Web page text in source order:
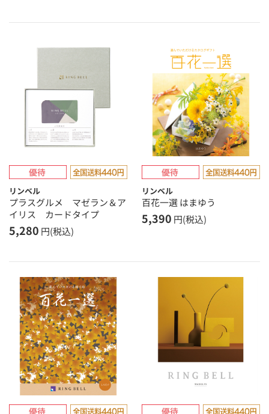
リンベル
プラスグルメ マゼラン＆ア
イリス カードタイプ
5,280 円(税込)
リンベル
百花一選 はまゆう
5,390 円(税込)